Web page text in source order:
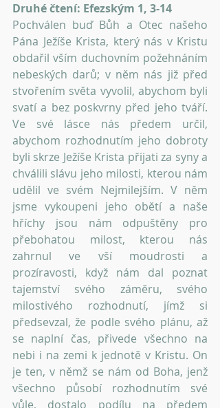
Druhé čtení: Efezským 1, 3-14
Pochválen buď Bůh a Otec našeho
Pána Ježíše Krista, který nás v Kristu
obdařil vším duchovním požehnáním
nebeských darů; v něm nás již před
stvořením světa vyvolil, abychom byli
svatí a bez poskvrny před jeho tváří.
Ve své lásce nás předem určil,
abychom rozhodnutím jeho dobroty
byli skrze Ježíše Krista přijati za syny a
chválili slávu jeho milosti, kterou nám
udělil ve svém Nejmilejším. V něm
jsme vykoupeni jeho obětí a naše
hříchy jsou nám odpuštěny pro
přebohatou milost, kterou nás
zahrnul ve vší moudrosti a
prozíravosti, když nám dal poznat
tajemství svého záměru, svého
milostivého rozhodnutí, jímž si
předsevzal, že podle svého plánu, až
se naplní čas, přivede všechno na
nebi i na zemi k jednotě v Kristu. On
je ten, v němž se nám od Boha, jenž
všechno působí rozhodnutím své
vůle, dostalo podílu na předem